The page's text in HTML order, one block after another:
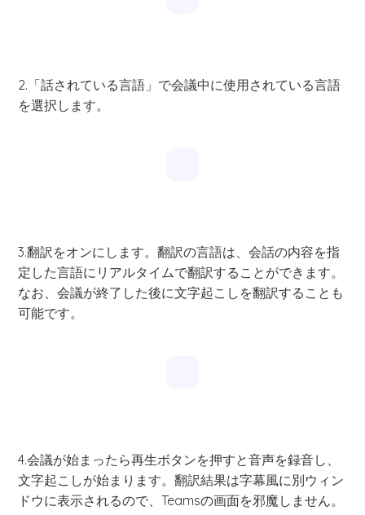
2.「話されている言語」で会議中に使用されている言語
を選択します。
3.翻訳をオンにします。翻訳の言語は、会話の内容を指
定した言語にリアルタイムで翻訳することができます。
なお、会議が終了した後に文字起こしを翻訳することも
可能です。
4.会議が始まったら再生ボタンを押すと音声を録音し、
文字起こしが始まります。翻訳結果は字幕風に別ウィン
ドウに表示されるので、Teamsの画面を邪魔しません。